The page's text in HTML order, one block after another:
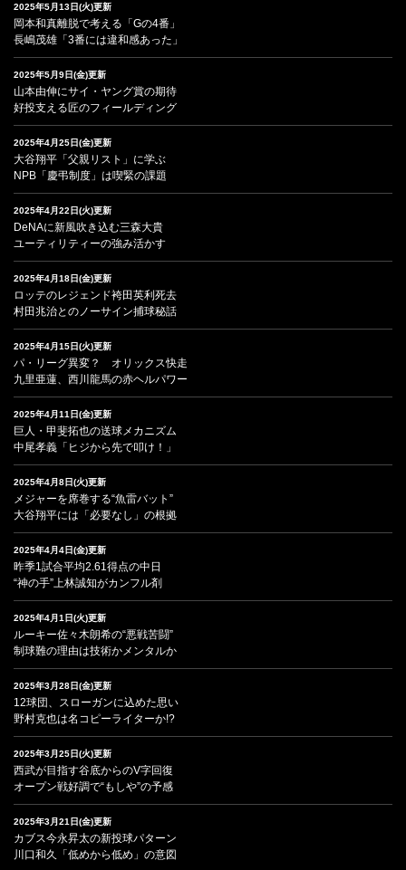
2025年5月13日(火)更新
岡本和真離脱で考える「Gの4番」
長嶋茂雄「3番には違和感あった」
2025年5月9日(金)更新
山本由伸にサイ・ヤング賞の期待
好投支える匠のフィールディング
2025年4月25日(金)更新
大谷翔平「父親リスト」に学ぶ
NPB「慶弔制度」は喫緊の課題
2025年4月22日(火)更新
DeNAに新風吹き込む三森大貴
ユーティリティーの強み活かす
2025年4月18日(金)更新
ロッテのレジェンド袴田英利死去
村田兆治とのノーサイン捕球秘話
2025年4月15日(火)更新
パ・リーグ異変？ オリックス快走
九里亜蓮、西川龍馬の赤ヘルパワー
2025年4月11日(金)更新
巨人・甲斐拓也の送球メカニズム
中尾孝義「ヒジから先で叩け！」
2025年4月8日(火)更新
メジャーを席巻する“魚雷バット”
大谷翔平には「必要なし」の根拠
2025年4月4日(金)更新
昨季1試合平均2.61得点の中日
“神の手”上林誠知がカンフル剤
2025年4月1日(火)更新
ルーキー佐々木朗希の“悪戦苦闘”
制球難の理由は技術かメンタルか
2025年3月28日(金)更新
12球団、スローガンに込めた思い
野村克也は名コピーライターか!?
2025年3月25日(火)更新
西武が目指す谷底からのV字回復
オープン戦好調で“もしや”の予感
2025年3月21日(金)更新
カブス今永昇太の新投球パターン
川口和久「低めから低め」の意図